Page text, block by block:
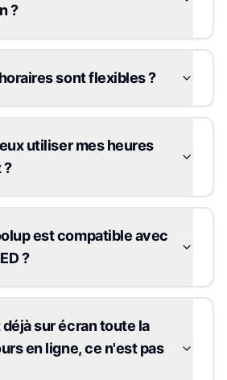
?
sont flexibles ?
utiliser mes heures
?
est compatible avec
?
sur écran toute la
en ligne, ce n'est pas